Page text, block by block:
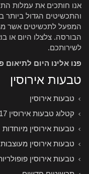
אנו חותכים את עמלות
והתכשיטים הגדול
הבורסה. צלצלו היום או
לשירותכם.
פנו אלינו היום
טבעות אירוסין
טבעות אירוסין
קטלוג טבעות אירוסין 2017
טבעות אירוסין מיוחדות
טבעות אירוסין מעוצבות
טבעות אירוסין